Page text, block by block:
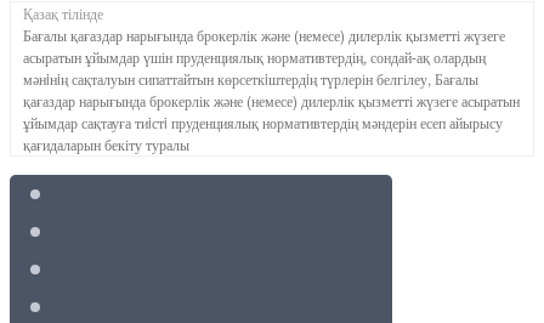
Қазақ тілінде
Бағалы қағаздар нарығында брокерлік және (немесе) дилерлік қызметті жүзеге
асыратын ұйымдар үшін пруденциялық нормативтердің, сондай-ақ олардың
мәнiнiң сақталуын сипаттайтын көрсеткiштердiң түрлерін белгілеу, Бағалы
қағаздар нарығында брокерлік және (немесе) дилерлік қызметті жүзеге асыратын
ұйымдар сақтауға тиiстi пруденциялық нормативтердің мәндерін есеп айырысу
қағидаларын бекіту туралы